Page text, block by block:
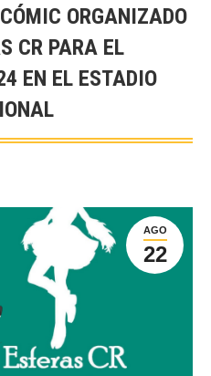
ORGANIZADO
CR PARA EL
EN EL ESTADIO
Estás aquí:
AGO
22